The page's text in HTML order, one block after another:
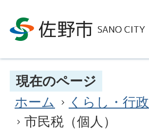
現在のページ
ホーム
くらし・行政
市民税（個人）